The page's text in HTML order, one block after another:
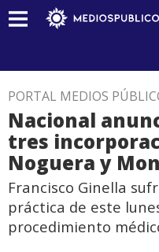
PORTAL MEDIOS
Nacional
tres
Noguera y
Francisco Ginella
práctica de este
procedimiento